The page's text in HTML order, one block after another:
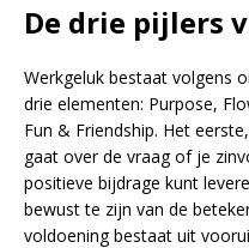
De drie pijlers
Werkgeluk bestaat volgens
drie elementen: Purpose,
Fun & Friendship. Het eerste,
gaat over de vraag of je
positieve bijdrage kunt
bewust te zijn van de
voldoening bestaat uit